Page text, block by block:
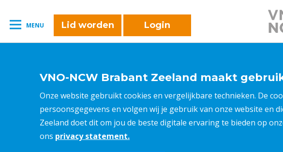
MENU Lid worden Login
VNO-NCW Brabant Zeeland maakt
Onze website gebruikt cookies en vergelijkbare technieken. De
persoonsgegevens en volgen wij je gebruik van onze website en
Zeeland doet dit om jou de beste digitale ervaring te bieden op
ons privacy statement.